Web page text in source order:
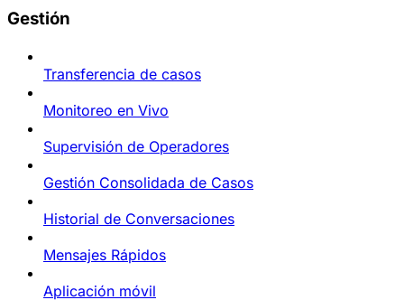
Gestión
Transferencia de casos
Monitoreo en Vivo
Supervisión de Operadores
Gestión Consolidada de Casos
Historial de Conversaciones
Mensajes Rápidos
Aplicación móvil